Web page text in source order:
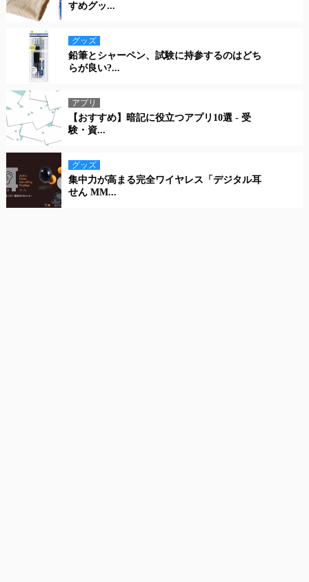
すめグッ...
グッズ
鉛筆とシャーペン、試験に持参するのはどち
らが良い?...
アプリ
【おすすめ】暗記に役立つアプリ10選 - 受
験・資...
グッズ
集中力が高まる完全ワイヤレス「デジタル耳
せん MM...